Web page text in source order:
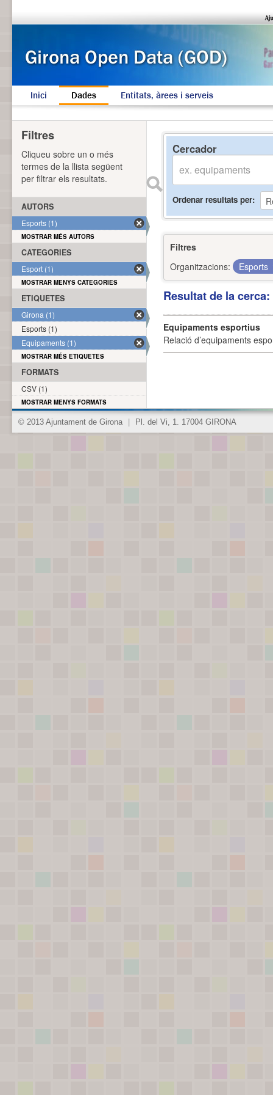
Inici Dades Entitats, àrees i serveis
Cercador
Ordenar resultats per
Filtres
Organitzacions:
Esports
Resultat de la
Equipaments esportius
Relació d’equipaments
Filtres
Cliqueu sobre un o més
termes de la llista següent
per filtrar els resultats.
AUTORS
Esports (1)
MOSTRAR MÉS AUTORS
CATEGORIES
Esport (1)
MOSTRAR MENYS CATEGORIES
ETIQUETES
Girona (1)
Esports (1)
Equipaments (1)
MOSTRAR MÉS ETIQUETES
FORMATS
CSV (1)
MOSTRAR MENYS FORMATS
© 2013 Ajuntament de Girona Pl. del Vi, 1. 17004 GIRONA